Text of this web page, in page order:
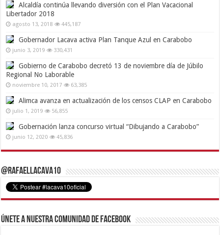
Alcaldía continúa llevando diversión con el Plan Vacacional
Libertador 2018
agosto 13, 2018 445,187
Gobernador Lacava activa Plan Tanque Azul en Carabobo
junio 3, 2019 330,431
Gobierno de Carabobo decretó 13 de noviembre día de Júbilo
Regional No Laborable
noviembre 10, 2017 63,385
Alimca avanza en actualización de los censos CLAP en Carabobo
julio 1, 2019 56,855
Gobernación lanza concurso virtual “Dibujando a Carabobo”
junio 12, 2020 45,836
@RafaelLacava10
Únete a nuestra comunidad de Facebook